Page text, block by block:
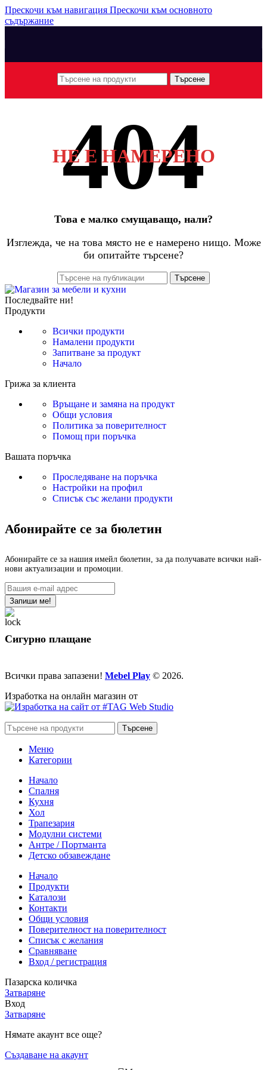
Прескочи към навигация Прескочи към основното
съдържание
Търсене
НЕ Е НАМЕРЕНО
Това е малко смущаващо, нали?
Изглежда, че на това място не е намерено нищо. Може
би опитайте търсене?
Търсене
Последвайте ни!
Продукти
Всички продукти
Намалени продукти
Запитване за продукт
Начало
Грижа за клиента
Връщане и замяна на продукт
Общи условия
Политика за поверителност
Помощ при поръчка
Вашата поръчка
Проследяване на поръчка
Настройки на профил
Списък със желани продукти
Абонирайте се за бюлетин
Абонирайте се за нашия имейл бюлетин, за да получавате всички най-
нови актуализации и промоции.
Сигурно плащане
Всички права запазени! Mebel Play © 2026.
Изработка на онлайн магазин от
Търсене
Меню
Категории
Начало
Спалня
Кухня
Хол
Трапезария
Модулни системи
Антре / Портманта
Детско обзавеждане
Начало
Продукти
Каталози
Контакти
Общи условия
Поверителност на поверителност
Списък с желания
Сравняване
Вход / регистрация
Пазарска количка
Затваряне
Вход
Затваряне
Нямате акаунт все още?
Създаване на акаунт